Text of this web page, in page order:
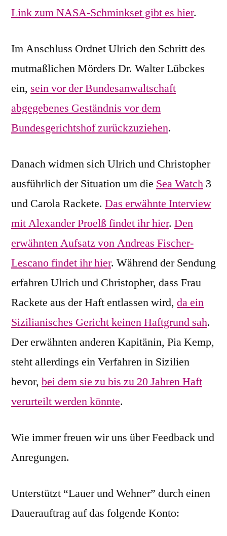
Link zum NASA-Schminkset gibt es hier.
Im Anschluss Ordnet Ulrich den Schritt des
mutmaßlichen Mörders Dr. Walter Lübckes
ein, sein vor der Bundesanwaltschaft
abgegebenes Geständnis vor dem
Bundesgerichtshof zurückzuziehen.
Danach widmen sich Ulrich und Christopher
ausführlich der Situation um die Sea Watch 3
und Carola Rackete. Das erwähnte Interview
mit Alexander Proelß findet ihr hier. Den
erwähnten Aufsatz von Andreas Fischer-
Lescano findet ihr hier. Während der Sendung
erfahren Ulrich und Christopher, dass Frau
Rackete aus der Haft entlassen wird, da ein
Sizilianisches Gericht keinen Haftgrund sah.
Der erwähnten anderen Kapitänin, Pia Kemp,
steht allerdings ein Verfahren in Sizilien
bevor, bei dem sie zu bis zu 20 Jahren Haft
verurteilt werden könnte.
Wie immer freuen wir uns über Feedback und
Anregungen.
Unterstützt “Lauer und Wehner” durch einen
Dauerauftrag auf das folgende Konto: